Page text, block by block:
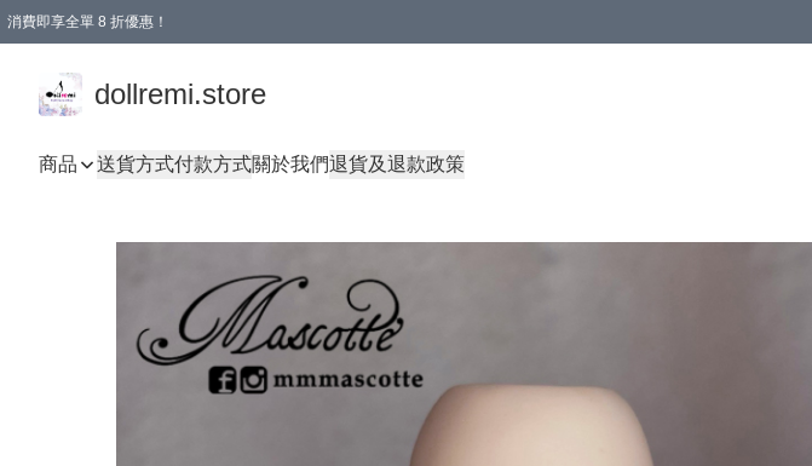
消費即享全單 8 折優惠！
dollremi.store
商品 送貨方式付款方式關於我們退貨及退款政策